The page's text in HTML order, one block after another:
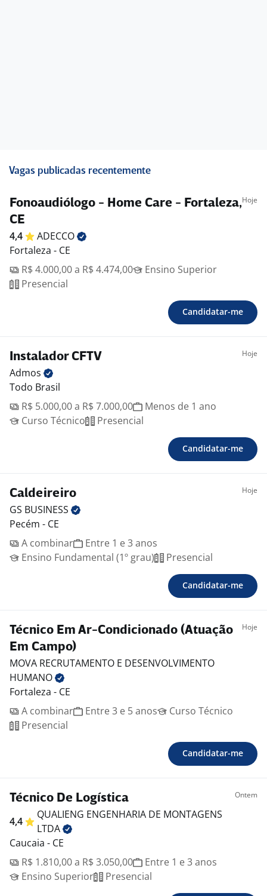
Vagas publicadas recentemente
Fonoaudiólogo - Home Care - Fortaleza,
CE
Hoje
4,4
ADECCO
Fortaleza - CE
R$ 4.000,00 a R$ 4.474,00
Ensino Superior
Presencial
Candidatar-me
Instalador CFTV Hoje
Admos
Todo Brasil
R$ 5.000,00 a R$ 7.000,00
Menos de 1 ano
Curso Técnico
Presencial
Candidatar-me
Caldeireiro Hoje
GS BUSINESS
Pecém - CE
A combinar
Entre 1 e 3 anos
Ensino Fundamental (1º grau)
Presencial
Candidatar-me
Técnico Em Ar-Condicionado (Atuação
Em Campo)
Hoje
MOVA RECRUTAMENTO E DESENVOLVIMENTO
HUMANO
Fortaleza - CE
A combinar
Entre 3 e 5 anos
Curso Técnico
Presencial
Candidatar-me
Técnico De Logística Ontem
4,4
QUALIENG ENGENHARIA DE MONTAGENS
LTDA
Caucaia - CE
R$ 1.810,00 a R$ 3.050,00
Entre 1 e 3 anos
Ensino Superior
Presencial